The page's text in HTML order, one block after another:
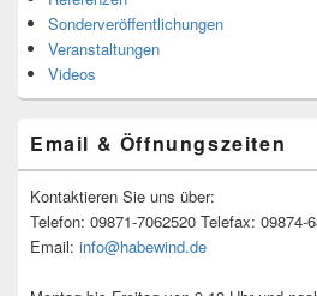
Sonderveröffentlichungen
Veranstaltungen
Videos
Email & Öffnungszeiten
Kontaktieren Sie uns über:
Telefon: 09871-7062520 Telefax: 09874-
Email: info@habewind.de